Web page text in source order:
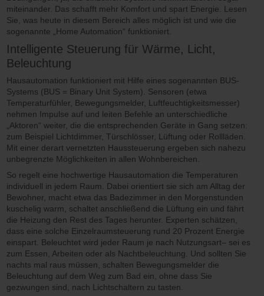
miteinander. Das schafft mehr Komfort und spart Energie. Lesen
Sie, was heute in diesem Bereich alles möglich ist und wie die
sogenannte „Home Automation“ funktioniert.
Intelligente Steuerung für Wärme, Licht,
Beleuchtung
Hausautomation funktioniert mit Hilfe eines sogenannten BUS-
Systems (BUS = Binary Unit System). Sensoren (etwa
Temperaturfühler, Bewegungsmelder, Luftfeuchtigkeitsmesser)
nehmen Impulse auf und leiten Befehle an unterschiedliche
„Aktoren“ weiter, die die entsprechenden Geräte in Gang setzen:
zum Beispiel Lichtdimmer, Türschlösser, Lüftung oder Rollläden.
Mit einer derart vernetzten Haussteuerung ergeben sich nahezu
unbegrenzte Möglichkeiten in allen Wohnbereichen.
So regelt eine hochwertige Hausautomation die Temperaturen
individuell in jedem Raum. Dabei orientiert sie sich am Alltag der
Bewohner, macht etwa das Badezimmer in den Morgenstunden
kuschelig warm, schaltet anschließend die Lüftung ein und fährt
die Heizung den Rest des Tages herunter. Experten schätzen,
dass eine solche Einzelraumsteuerung rund 20 Prozent Energie
einspart. Beleuchtet wird jeder Raum je nach Nutzungsart– sei es
zum Essen, Arbeiten oder als Nachtbeleuchtung. Und sollten Sie
nachts mal raus müssen, schalten Bewegungsmelder die
Beleuchtung auf dem Weg zum Bad ein, ohne dass Sie
gezwungen sind, nach Lichtschaltern zu tasten.